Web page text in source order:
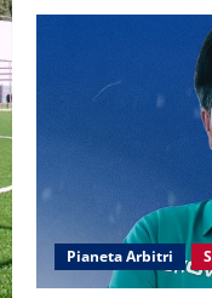
Pianeta Arbitri